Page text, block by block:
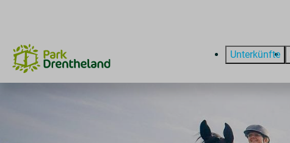
Unterkünfte